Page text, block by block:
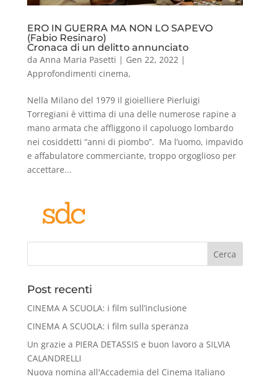
ERO IN GUERRA MA NON LO SAPEVO
(Fabio Resinaro)
Cronaca di un delitto annunciato
da Anna Maria Pasetti | Gen 22, 2022|
Approfondimenti cinema,
Nella Milano del 1979 il gioielliere Pierluigi
Torregiani è vittima di una delle numerose rapine a
mano armata che affliggono il capoluogo lombardo
nei cosiddetti “anni di piombo”. Ma l’uomo, impavido
e affabulatore commerciante, troppo orgoglioso per
accettare...
Cerca
Post recenti
CINEMA A SCUOLA: i film sull’inclusione
CINEMA A SCUOLA: i film sulla speranza
Un grazie a PIERA DETASSIS e buon lavoro a SILVIA
CALANDRELLI
Nuova nomina all'Accademia del Cinema Italiano